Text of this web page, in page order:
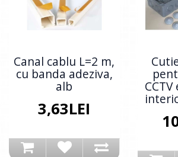
Canal cablu L=2 m,
cu banda adeziva,
alb
3,63LEI